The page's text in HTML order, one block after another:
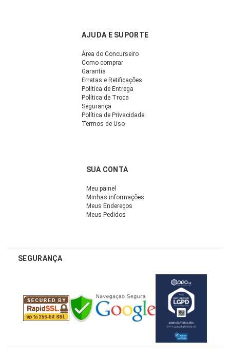
AJUDA E SUPORTE
Área do Concurseiro
Como comprar
Garantia
Erratas e Retificações
Política de Entrega
Política de Troca
Segurança
Política de Privacidade
Termos de Uso
SUA CONTA
Meu painel
Minhas informações
Meus Endereços
Meus Pedidos
SEGURANÇA